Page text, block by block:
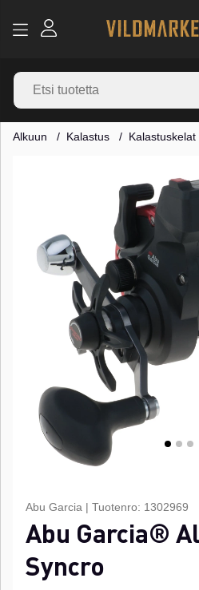
Alkuun Kalastus Kalastuskelat
Abu Garcia | Tuotenro: 1302969
Abu Garcia®
Syncro